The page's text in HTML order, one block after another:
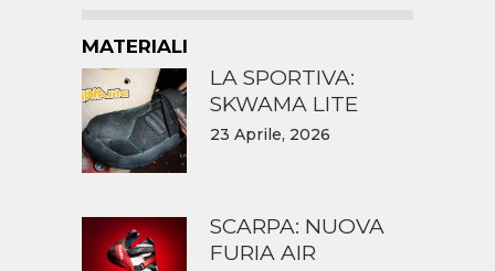
MATERIALI
LA SPORTIVA:
SKWAMA LITE
23 Aprile, 2026
SCARPA: NUOVA
FURIA AIR